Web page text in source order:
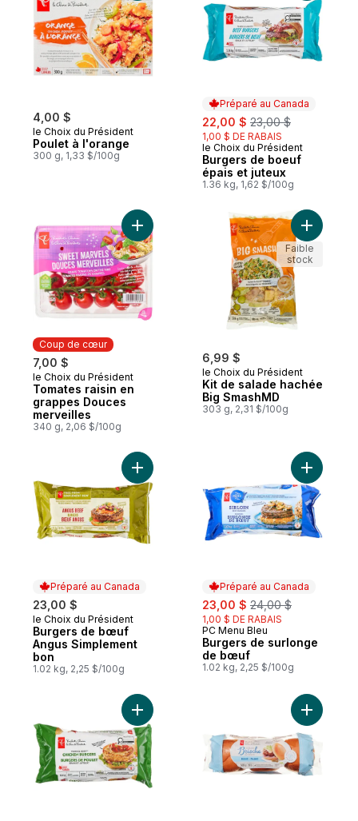
4,00 $
le Choix du Président
Poulet à l'orange
300 g, 1,33 $/100g
Préparé au Canada
sale:
22,00 $ , formerly:
23,00 $
1,00 $ DE RABAIS
Préparé au Canada
le Choix du Président
Burgers de boeuf
épais et juteux
1.36 kg, 1,62 $/100g
Coup de cœur
7,00 $
Coup de cœur
le Choix du Président
Tomates raisin en
grappes Douces
merveilles
340 g, 2,06 $/100g
Ajouter Tomates raisin en grappes
6,99 $
le Choix du Président
Kit de salade hachée
Big SmashMD
303 g, 2,31 $/100g
Ajouter
Faible
stock
Préparé au Canada
23,00 $
Préparé au Canada
le Choix du Président
Burgers de bœuf
Angus Simplement
bon
1.02 kg, 2,25 $/100g
Ajouter Burgers de bœuf Angus
Préparé au Canada
sale:
23,00 $ , formerly:
24,00 $
1,00 $ DE RABAIS
Préparé au Canada
PC Menu Bleu
Burgers de surlonge
de bœuf
1.02 kg, 2,25 $/100g
Ajouter
Ajouter Burgers de poulet épais et juteux
Ajouter